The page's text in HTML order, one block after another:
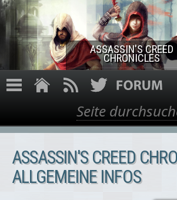
Direkt zum Inhalt
ASSASSIN'S CREED
CHRONICLES
Suchformular
Suche
ASSASSIN'S CREED
ALLGEMEINE INFOS